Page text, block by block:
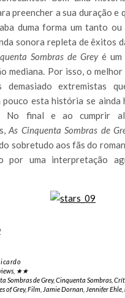
preencher a sua duração e
duma forma um tanto ou
sonora repleta de êxitos
Sombras de Grey é um
mediana. Por isso, o
demasiado extremistas
pouco esta história se ainda
No final e ao cumprir
As Cinquenta Sombras de
sobretudo aos fãs do
por uma interpretação
, ★★
Sombras de Grey,Cinquenta Sombras,
of Grey,Film Jamie Dornan Jennifer Ehle